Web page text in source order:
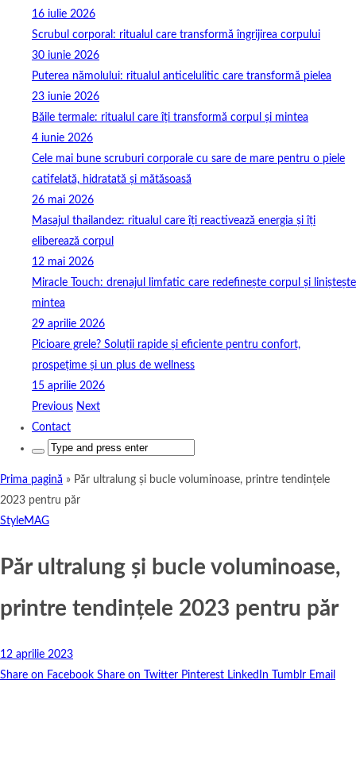
16 iulie 2026
Scrubul corporal: ritualul care transformă îngrijirea corpului
30 iunie 2026
Puterea nămolului: ritualul anticelulitic care transformă pielea
23 iunie 2026
Băile termale: ritualul care îți transformă corpul și mintea
4 iunie 2026
Cele mai bune scruburi corporale cu sare de mare pentru o piele
catifelată, hidratată și mătăsoasă
26 mai 2026
Masajul thailandez: ritualul care îți reactivează energia și îți
eliberează corpul
12 mai 2026
Miracle Touch: drenajul limfatic care redefinește corpul și liniștește
mintea
29 aprilie 2026
Picioare grele? Soluții rapide și eficiente pentru confort,
prospețime și un plus de wellness
15 aprilie 2026
Previous Next
Contact
Search
Prima pagină » Păr ultralung și bucle voluminoase, printre tendințele
2023 pentru păr
StyleMAG
Păr ultralung și bucle voluminoase,
printre tendințele 2023 pentru păr
12 aprilie 2023
Share on Facebook Share on Twitter Pinterest LinkedIn Tumblr Email